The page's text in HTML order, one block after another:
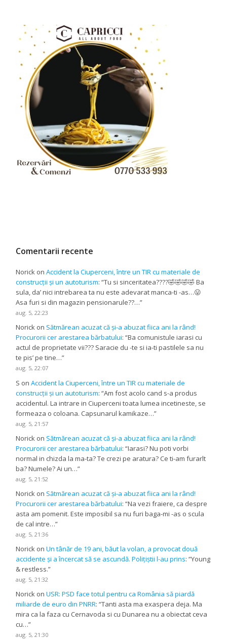
Comentarii recente
Norick onAccident la Ciuperceni, între un TIR cu materiale de
construcții și un autoturism: “Tu si sinceritatea????🤣🤣🤣🤣 Ba
sula, da’ nici intrebarea ta nu este adevarat manca-ti -as…😛
Asa furi si din magazin pensionarule??…”
aug. 5, 22:23
Norick on Sătmărean acuzat că și-a abuzat fiica ani la rând!
Procurorii cer arestarea bărbatului: “Ba comunistule iarasi cu
actul de proprietate vii??? Saracie du -te si ia-ti pastilele sa nu
te pis’ pe tine…”
aug. 5, 22:07
S onAccident la Ciuperceni, între un TIR cu materiale de
construcții și un autoturism: “Am fost acolo cand s-a produs
accidentul. La intrare in Ciuperceni toata lumea incetineste, se
formeaza o coloana. Capsunarul kamikaze…”
aug. 5, 21:57
Norick on Sătmărean acuzat că și-a abuzat fiica ani la rând!
Procurorii cer arestarea bărbatului: “Iarasi? Nu poti vorbi
normal in chizda la ma-ta? Te crezi pe aratura? Ce ti-am furarlt
ba? Numele? Ai un…”
aug. 5, 21:52
Norick on Sătmărean acuzat că și-a abuzat fiica ani la rând!
Procurorii cer arestarea bărbatului: “Na vezi fraiere, ca despre
asta am pomenit. Este imposibil sa nu furi baga-mi -as o scula
de cal intre…”
aug. 5, 21:36
Norick onUn tânăr de 19 ani, băut la volan, a provocat două
accidente și a încercat să se ascundă. Polițiștii l-au prins: “Young
& restless.”
aug. 5, 21:32
Norick onUSR: PSD face totul pentru ca România să piardă
miliarde de euro din PNRR: “Tanti asta ma exaspera deja. Ma
mira ca la faza cu Cernavoda si cu Dunarea nu a obiectat ceva
cu…”
aug. 5, 21:30